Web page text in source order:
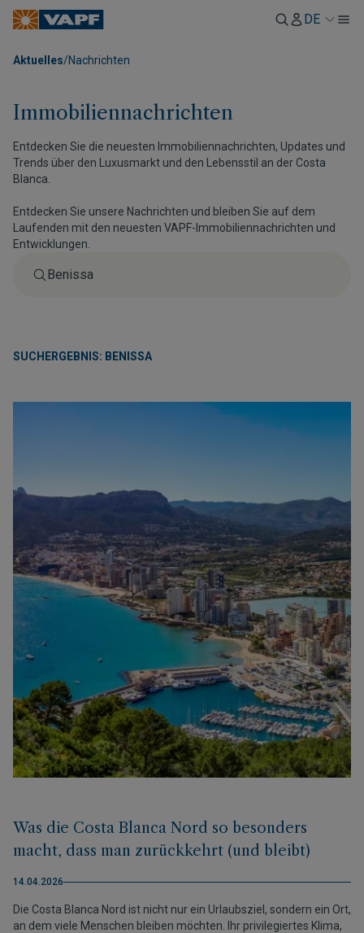
DE
Aktuelles/Nachrichten
Immobiliennachrichten
Entdecken Sie die neuesten Immobiliennachrichten, Updates und
Trends über den Luxusmarkt und den Lebensstil an der Costa
Blanca.
Entdecken Sie unsere Nachrichten und bleiben Sie auf dem
Laufenden mit den neuesten VAPF-Immobiliennachrichten und
Entwicklungen.
SUCHERGEBNIS: BENISSA
Was die Costa Blanca Nord so besonders
macht, dass man zurückkehrt (und bleibt)
14.04.2026
Die Costa Blanca Nord ist nicht nur ein Urlaubsziel, sondern ein Ort,
an dem viele Menschen bleiben möchten. Ihr privilegiertes Klima,